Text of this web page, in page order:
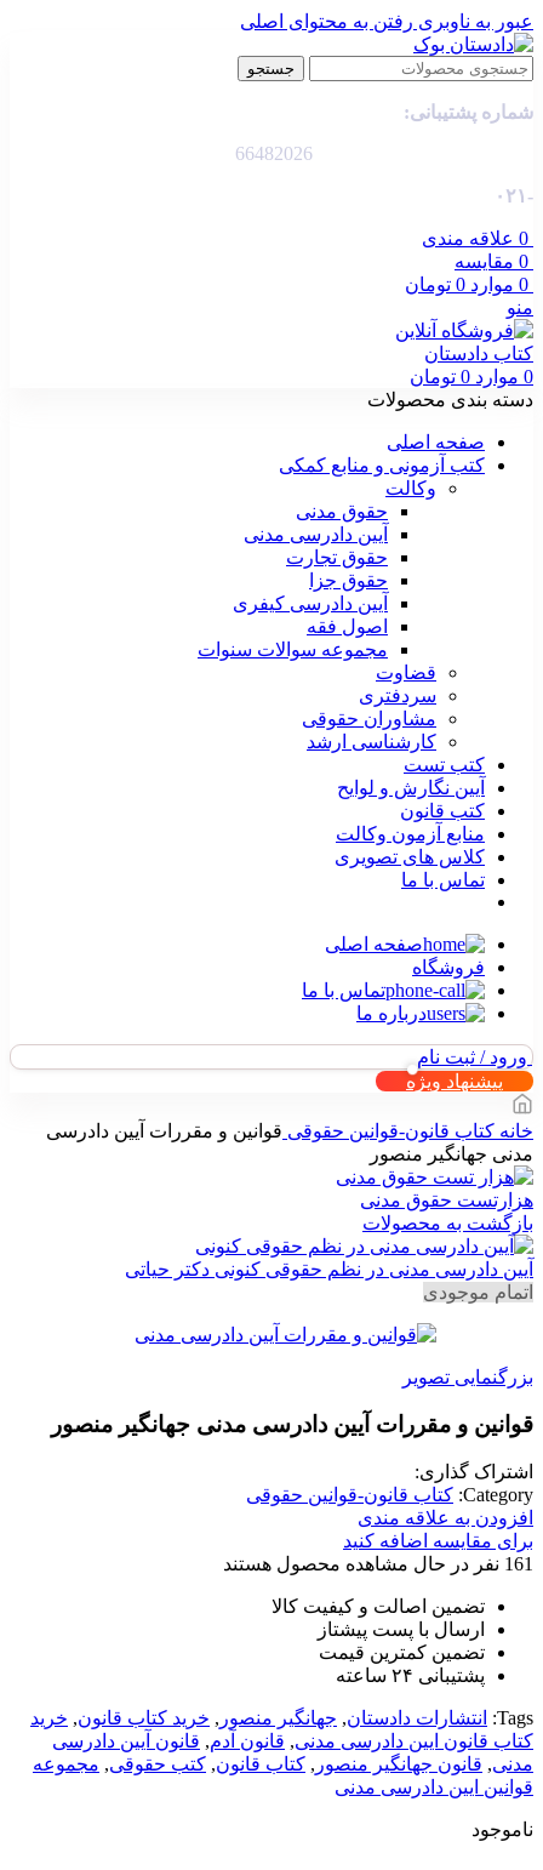
عبور به ناوبری رفتن به محتوای اصلی
جستجو
شماره پشتیبانی:
66482026
-۰۲۱
0 علاقه مندی
0 مقایسه
0 موارد 0 تومان
منو
0 موارد 0 تومان
دسته بندی محصولات
صفحه اصلی
کتب آزمونی و منابع کمکی
وکالت
حقوق مدنی
آیین دادرسی مدنی
حقوق تجارت
حقوق جزا
آیین دادرسی کیفری
اصول فقه
مجموعه سوالات سنوات
قضاوت
سردفتری
مشاوران حقوقی
کارشناسی ارشد
کتب تست
آیین نگارش و لوایح
کتب قانون
منابع آزمون وکالت
کلاس های تصویری
تماس با ما
صفحه اصلی
فروشگاه
تماس با ما
درباره ما
ورود / ثبت نام
پیشنهاد ویژه
خانه کتاب قانون-قوانین حقوقی قوانین و مقررات آیین دادرسی
مدنی جهانگیر منصور
هزارتست حقوق مدنی
بازگشت به محصولات
آیین دادرسی مدنی در نظم حقوقی کنونی دکتر حیاتی
اتمام موجودی
بزرگنمایی تصویر
قوانین و مقررات آیین دادرسی مدنی جهانگیر منصور
اشتراک گذاری:
Category: کتاب قانون-قوانین حقوقی
افزودن به علاقه مندی
برای مقایسه اضافه کنید
161 نفر در حال مشاهده محصول هستند
تضمین اصالت و کیفیت کالا
ارسال با پست پیشتاز
تضمین کمترین قیمت
پشتیبانی ۲۴ ساعته
Tags: انتشارات دادستان, جهانگیر منصور , خرید کتاب قانون, خرید
کتاب قانون ایین دادرسی مدنی, قانون آدم, قانون آیین دادرسی
مدنی, قانون جهانگیر منصور , کتاب قانون, کتب حقوقی, مجموعه
قوانین ایین دادرسی مدنی
ناموجود